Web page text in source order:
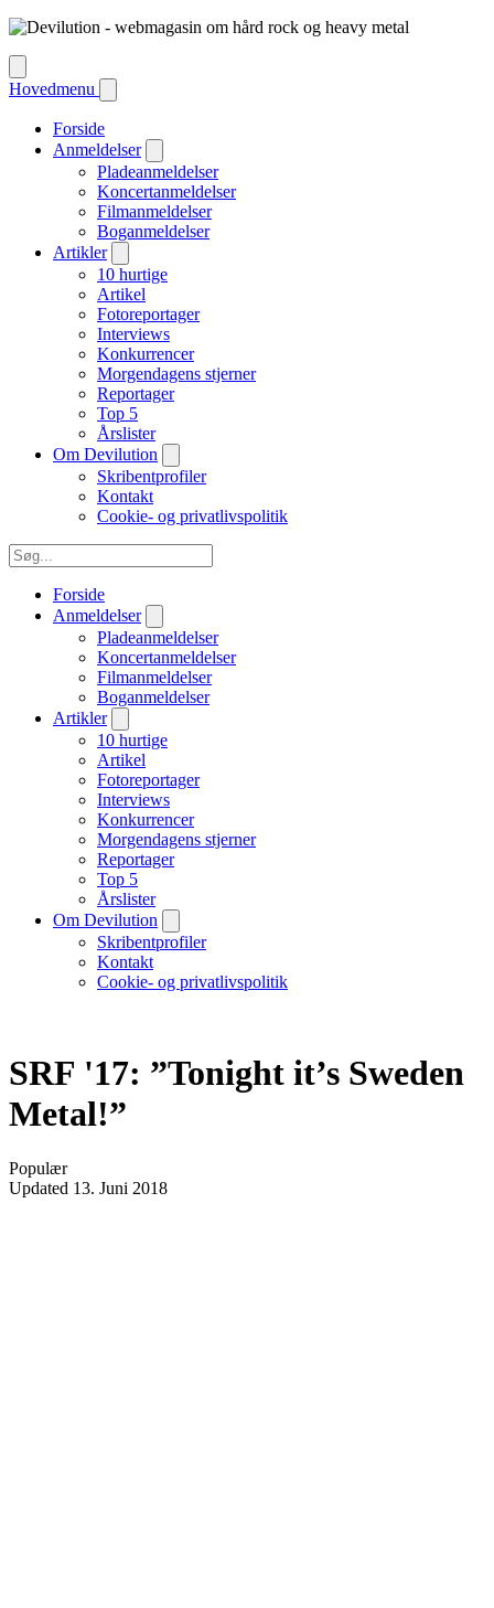
Hovedmenu
Forside
Anmeldelser
Pladeanmeldelser
Koncertanmeldelser
Filmanmeldelser
Boganmeldelser
Artikler
10 hurtige
Artikel
Fotoreportager
Interviews
Konkurrencer
Morgendagens stjerner
Reportager
Top 5
Årslister
Om Devilution
Skribentprofiler
Kontakt
Cookie- og privatlivspolitik
Forside
Anmeldelser
Pladeanmeldelser
Koncertanmeldelser
Filmanmeldelser
Boganmeldelser
Artikler
10 hurtige
Artikel
Fotoreportager
Interviews
Konkurrencer
Morgendagens stjerner
Reportager
Top 5
Årslister
Om Devilution
Skribentprofiler
Kontakt
Cookie- og privatlivspolitik
SRF '17: ”Tonight it’s Sweden
Metal!”
Populær
Updated 13. Juni 2018